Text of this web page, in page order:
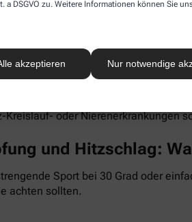
a DSGVO zu. Weitere Informationen können Sie
akzeptieren Nur notwendige
den Flüssigkeitsverlust durch
wenig, sind Kopfschmerzen und
auch anderen Organen
Als Faustregel gilt: Zwei bis drei
Säfte. Auch wasserreiches
oder Nierenerkrankungen
und Hitzschlag:
Sport bei 30 Grad oder
achten sollten.